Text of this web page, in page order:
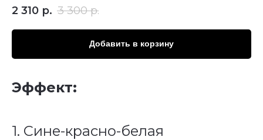
2 310 р. 3 300 р.
Добавить в корзину
Эффект:
1. Сине-красно-белая